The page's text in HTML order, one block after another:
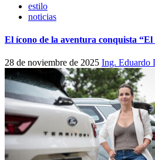
estilo
noticias
El ícono de la aventura conquista “El
28 de noviembre de 2025 Ing. Eduardo